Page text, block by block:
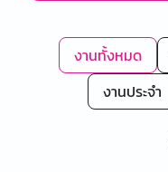
งานทั้งหมด
งานประจำ